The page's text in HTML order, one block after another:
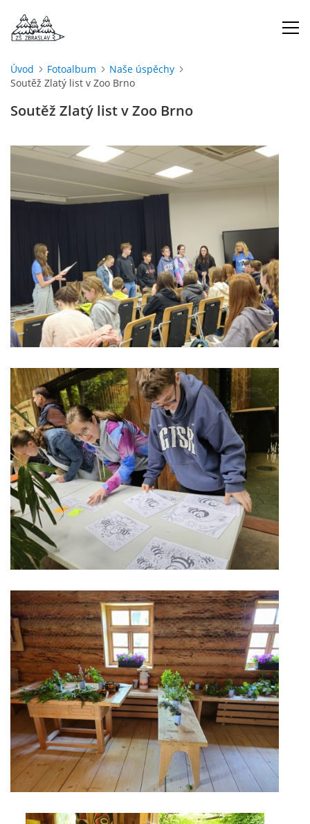
ÚVOD
ŠKOLNÍ ROK
ŠKOLSKÁ RADA
PROJEKTY
ENVIRONMENTÁLNÍ VÝCHOVA
FOTOALBUM
ŠKOLNÍ DRUŽINA
ŠKOLNÍ JÍDELNA
ARCHIV
KROUŽKY
NAŠE ÚSPĚCHY
GDPR
PŘEDŠKOLÁCI
JAK MOTIVOVAT DÍTĚ KE ČTENÍ
REZERVAČNÍ SYSTÉM SPORTOVNÍ HALY
Úvod Fotoalbum
Naše úspěchy
Soutěž Zlatý list v Zoo Brno
Soutěž Zlatý list v Zoo Brno